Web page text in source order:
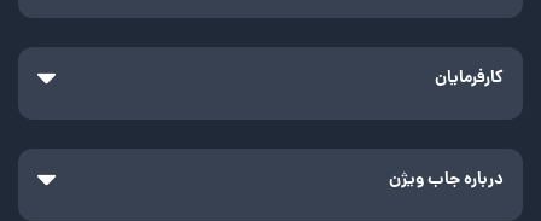
کارفرمایان
درباره جاب ویژن